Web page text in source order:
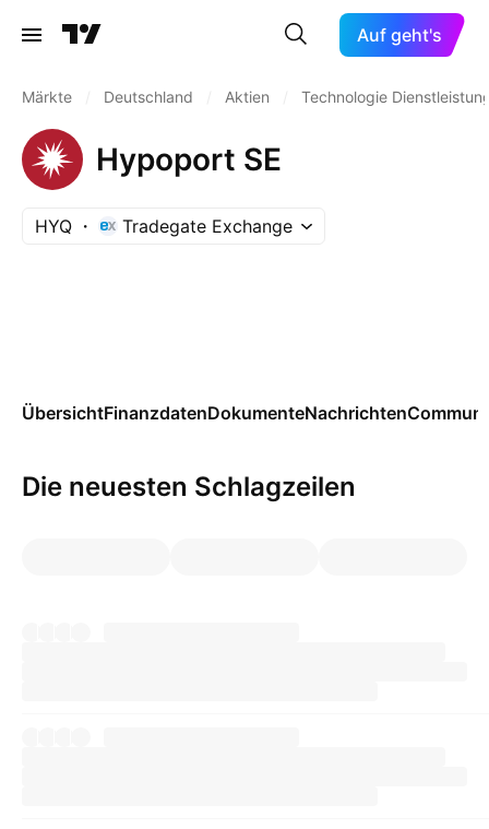
Auf geht's
Märkte Deutschland Aktien Technologie
Hypoport SE
HYQ Tradegate Exchange
ÜbersichtFinanzdatenDokumenteNachrichten
Die neuesten Schlagzeilen